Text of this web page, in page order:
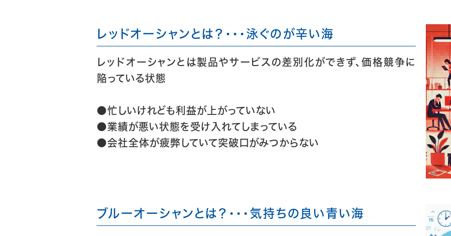
レッドオーシャンとは？・・・泳ぐのが辛い海
レッドオーシャンとは製品やサービスの差別化ができず、価格競争に
陥っている状態
●忙しいけれども利益が上がっていない
●業績が悪い状態を受け入れてしまっている
●会社全体が疲弊していて突破口がみつからない
ブルーオーシャンとは？・・・気持ちの良い青い海